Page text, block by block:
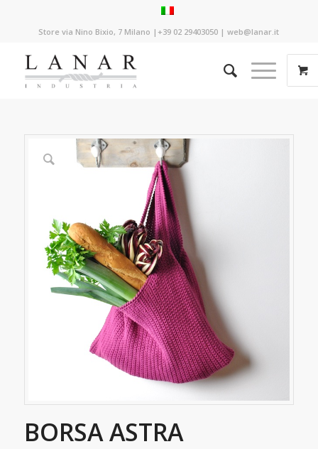
Store via Nino Bixio, 7 Milano |+39 02 29403050 | web@lanar.it
BORSA ASTRA